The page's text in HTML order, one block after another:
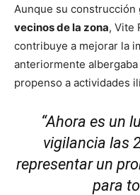
Aunque su construcción
vecinos de la zona, Vite
contribuye a mejorar la
anteriormente
propenso a actividades
“Ahora es un
vigilancia las
representar un
para